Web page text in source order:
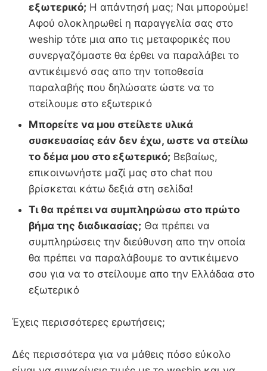
εξωτερικό; Η απάντησή μας; Ναι μπορούμε!
Αφού ολοκληρωθεί η παραγγελία σας στο
weship τότε μια απο τις μεταφορικές που
συνεργαζόμαστε θα έρθει να παραλάβει το
αντικέιμενό σας απο την τοποθεσία
παραλαβής που δηλώσατε ώστε να το
στείλουμε στο εξωτερικό
Μπορείτε να μου στείλετε υλικά
συσκευασίας εάν δεν έχω, ωστε να στείλω
το δέμα μου στο εξωτερικό; Βεβαίως,
επικοινωνήστε μαζί μας στο chat που
βρίσκεται κάτω δεξιά στη σελίδα!
Τι θα πρέπει να συμπληρώσω στο πρώτο
βήμα της διαδικασίας; Θα πρέπει να
συμπληρώσεις την διεύθυνση απο την οποία
θα πρέπει να παραλάβουμε το αντικέιμενο
σου για να το στείλουμε απο την Ελλάδαα στο
εξωτερικό
Έχεις περισσότερες ερωτήσεις;
Δές περισσότερα για να μάθεις πόσο εύκολο